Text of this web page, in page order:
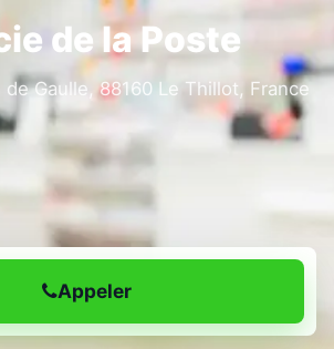
de la Poste
de Gaulle, 88160 Le Thillot, France
Appeler